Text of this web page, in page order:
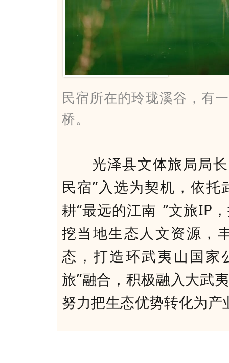
民宿所在的玲珑溪谷，有
桥。
光泽县文体旅局局长
民宿”入选为契机，依
耕“最远的江南 ”文旅IP
挖当地生态人文资源，
态，打造环武夷山国家
旅”融合，积极融入大武
努力把生态优势转化为产